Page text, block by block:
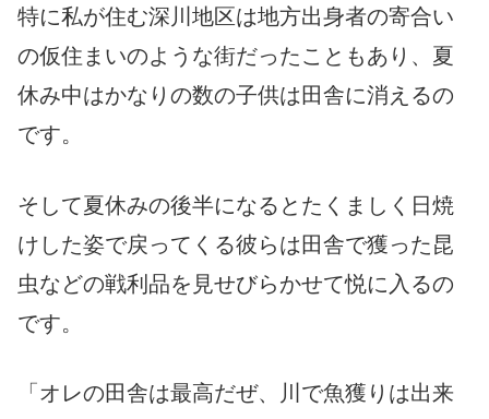
特に私が住む深川地区は地方出身者の寄合い
の仮住まいのような街だったこともあり、夏
休み中はかなりの数の子供は田舎に消えるの
です。
そして夏休みの後半になるとたくましく日焼
けした姿で戻ってくる彼らは田舎で獲った昆
虫などの戦利品を見せびらかせて悦に入るの
です。
「オレの田舎は最高だぜ、川で魚獲りは出来